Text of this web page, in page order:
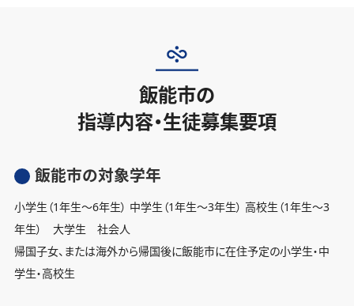
飯能市の
指導内容・生徒募集要項
飯能市の対象学年
小学生（1年生〜6年生） 中学生（1年生〜3年生） 高校生（1年生〜3
年生） 大学生 社会人
帰国子女、または海外から帰国後に飯能市に在住予定の小学生・中
学生・高校生